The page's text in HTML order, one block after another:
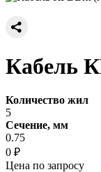
Кабель
Количество жил
5
Сечение, мм
0.75
0 ₽
Цена по запросу